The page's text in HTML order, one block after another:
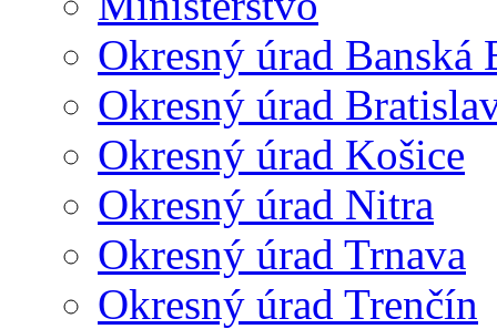
Okresný úrad Banská
Okresný úrad
Okresný úrad Košice
Okresný úrad Nitra
Okresný úrad Trnava
Okresný úrad Trenčín